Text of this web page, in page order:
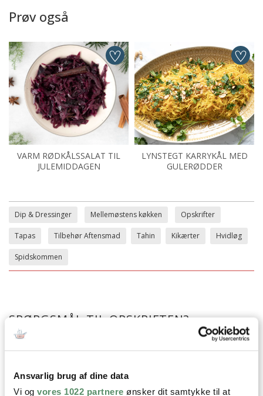
Ansvarlig brug af dine data
Vi og vores 1022 partnere ønsker dit samtykke til at
Prøv også
VARM RØDKÅLSSALAT TIL
JULEMIDDAGEN
LYNSTEGT KARRYKÅL MED
GULERØDDER
Dip & Dressinger Mellemøstens køkken Opskrifter
Tapas Tilbehør Aftensmad Tahin Kikærter Hvidløg
Spidskommen
SPØRGSMÅL TIL OPSKRIFTEN?
Har du spørgsmål til opskriften eller lyst til at sende en sød
hilsen, så kan du skrive til mig i kommentarfeltet herunder.
denne side, hvor jeg giver svar på mange 'ofte stillede
spørgsmål' til min opskrifter.